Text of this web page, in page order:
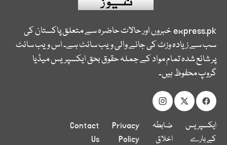
express.pkخبروں اور حالات حاضرہ سے متعلق پاکستان کی
سب سے زیادہ وزٹ کی جانے والی ویب سائٹ ہے۔ اس ویب سائٹ
پر شائع شدہ تمام مواد کے جملہ حقوق بحق ایکسپریس میڈیا
گروپ محفوظ ہیں۔
ایکسپریس
کے بارے
ضابطہ
اخلاق
Privacy
Policy
Contact
Us